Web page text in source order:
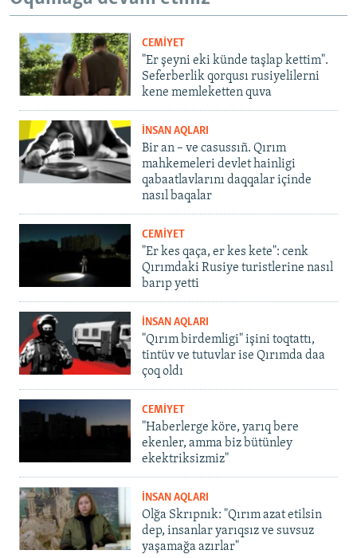
CEMİYET
"Er şeyni eki künde taşlap kettim".
Seferberlik qorqusı rusiyelilerni
kene memleketten quva
İNSAN AQLARI
Bir an – ve casussıñ. Qırım
mahkemeleri devlet hainligi
qabaatlavlarını daqqalar içinde
nasıl baqalar
CEMİYET
"Er kes qaça, er kes kete": cenk
Qırımdaki Rusiye turistlerine nasıl
barıp yetti
İNSAN AQLARI
"Qırım birdemligi" işini toqtattı,
tintüv ve tutuvlar ise Qırımda daa
çoq oldı
CEMİYET
"Haberlerge köre, yarıq bere
ekenler, amma biz bütünley
ekektriksizmiz"
İNSAN AQLARI
Olğa Skrıpnık: "Qırım azat etilsin
dep, insanlar yarıqsız ve suvsuz
yaşamağa azırlar"